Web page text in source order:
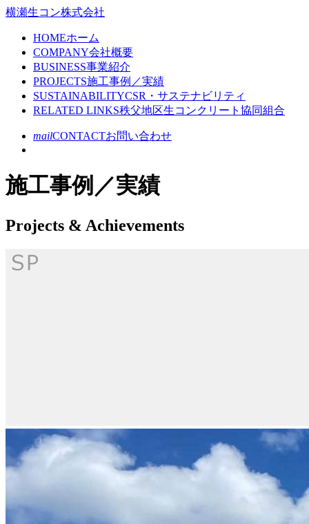
コ
プ
横瀬生コン株式会社
HOMEホーム
COMPANY会社概要
BUSINESS事業紹介
PROJECTS施工事例／実績現
在
の
ー
SUSTAINABILITYCSR・サステナビリティ
RELATED LINKS秩父地区生コンクリート協同組合
mailCONTACTお問い合わせ
施工事例／実績
Projects & Achievements